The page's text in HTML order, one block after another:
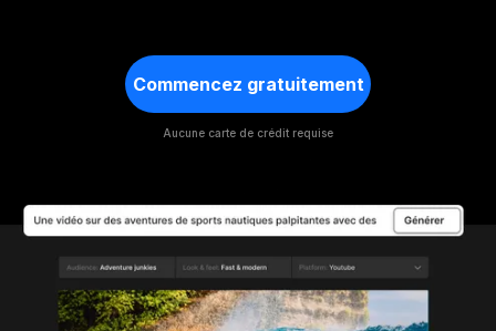
Commencez gratuitement
Aucune carte de crédit requise